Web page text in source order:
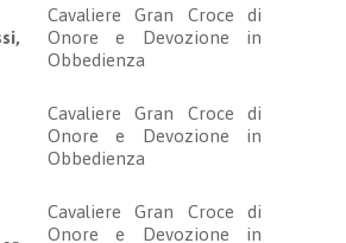
Cavaliere Gran Croce di
Onore e Devozione in
Obbedienza
Cavaliere Gran Croce di
Onore e Devozione in
Obbedienza
Cavaliere Gran Croce di
Onore e Devozione in